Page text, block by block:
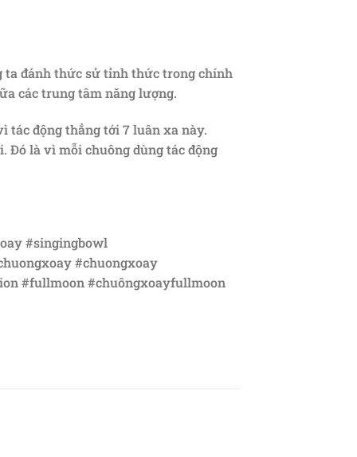
ta đánh thức sử tỉnh thức trong chính
các trung tâm năng lượng.
tác động thẳng tới 7 luân xa này.
Đó là vì mỗi chuông dùng tác động
#singingbowl
#chuongxoay
#fullmoon #chuôngxoayfullmoon